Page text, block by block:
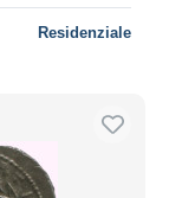
Residenziale